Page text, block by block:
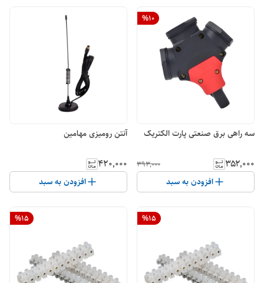
%10
سه راهی برق صنعتی پارت الکتریک
۳۵۲٬۰۰۰ ۳۹۳٬۰۰۰
افزودن به سبد
آنتن رومیزی مهامین
۴۲۰٬۰۰۰
افزودن به سبد
%15
%15